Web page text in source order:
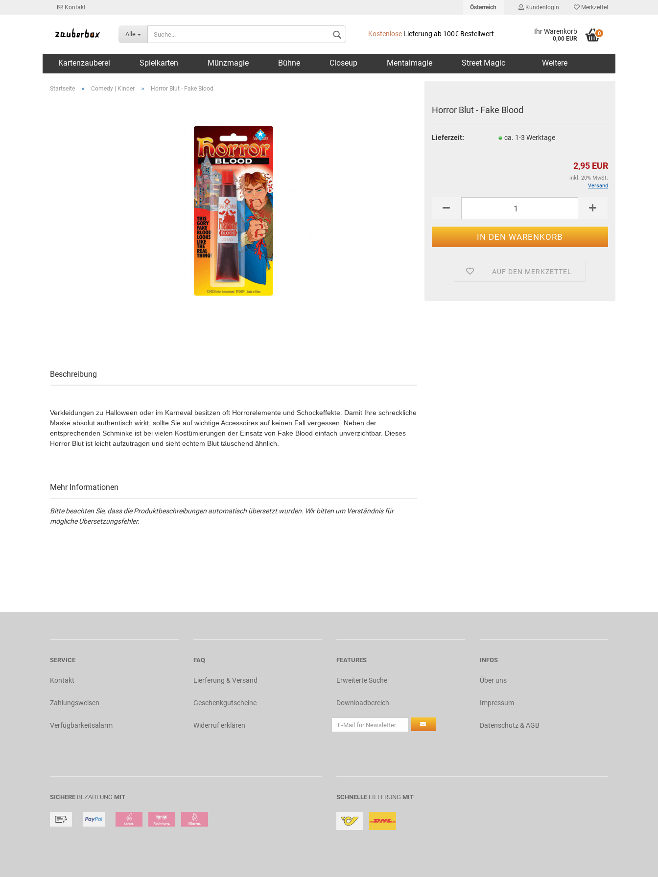
Kontakt Österreich
Lieferland
Kundenlogin
Konto erstellen
Merkzettel
Alle Kostenlose Lieferung ab 100€ Bestellwert Ihr Warenkorb
0,00 EUR
0
Kartenzauberei Spielkarten Münzmagie Bühne Closeup Mentalmagie Street Magic Weitere
Startseite » Comedy | Kinder » Horror Blut - Fake Blood
Horror Blut - Fake Blood
Lieferzeit: ca. 1-3 Werktage
2,95 EUR
inkl. 20% MwSt.
Versand
AUF DEN MERKZETTEL
Beschreibung
Verkleidungen zu Halloween oder im Karneval besitzen oft Horrorelemente und Schockeffekte. Damit Ihre schreckliche
Maske absolut authentisch wirkt, sollte Sie auf wichtige Accessoires auf keinen Fall vergessen. Neben der
entsprechenden Schminke ist bei vielen Kostümierungen der Einsatz von Fake Blood einfach unverzichtbar. Dieses
Horror Blut ist leicht aufzutragen und sieht echtem Blut täuschend ähnlich.
Mehr Informationen
Bitte beachten Sie, dass die Produktbeschreibungen automatisch übersetzt wurden. Wir bitten um Verständnis für
mögliche Übersetzungsfehler.
SERVICE
Kontakt
Zahlungsweisen
Verfügbarkeitsalarm
FAQ
Lierferung & Versand
Geschenkgutscheine
Widerruf erklären
FEATURES
Erweiterte Suche
Downloadbereich
INFOS
Über uns
Impressum
Datenschutz & AGB
SICHERE BEZAHLUNG MIT SCHNELLE LIEFERUNG MIT